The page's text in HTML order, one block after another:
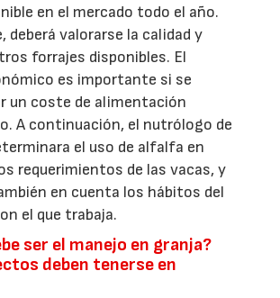
en el mercado todo el año.
deberá valorarse la calidad y
forrajes disponibles. El
es importante si se
un coste de alimentación
A continuación, el nutrólogo de
el uso de alfalfa en
requerimientos de las vacas, y
en cuenta los hábitos del
el que trabaja.
ser el manejo en granja?
deben tenerse en